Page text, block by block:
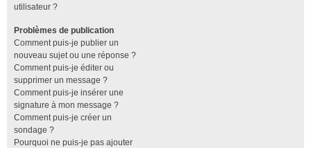
utilisateur ?
Problèmes de publication
Comment puis-je publier un
nouveau sujet ou une réponse ?
Comment puis-je éditer ou
supprimer un message ?
Comment puis-je insérer une
signature à mon message ?
Comment puis-je créer un
sondage ?
Pourquoi ne puis-je pas ajouter